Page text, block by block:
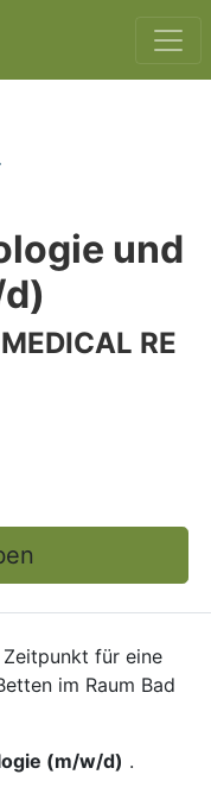
und
RE
für eine
im Raum Bad
(m/w/d) .